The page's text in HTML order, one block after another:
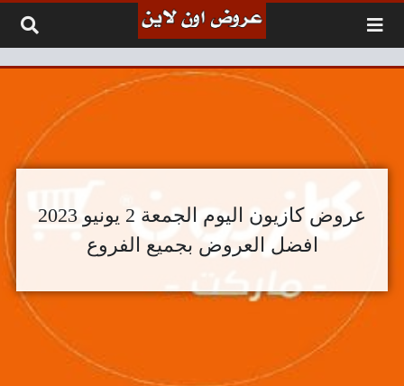
عروض كازيون اليوم الجمعة 2 يونيو 2023
افضل العروض بجميع الفروع